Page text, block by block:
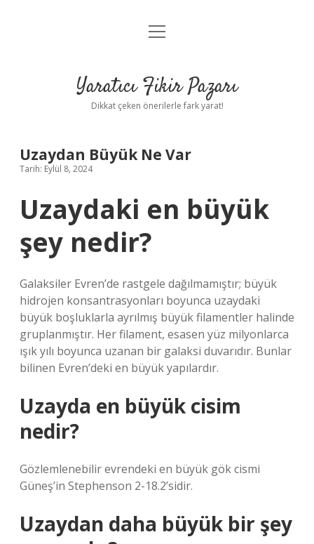
Anasayfa
Yasal Uyarı
menüyü
Yaratıcı Fikir Pazarı
Dikkat çeken önerilerle fark yarat!
Uzaydan Büyük Ne Var
Tarih: Eylül 8, 2024
Uzaydaki en büyük
şey nedir?
Galaksiler Evren’de rastgele dağılmamıştır; büyük
hidrojen konsantrasyonları boyunca uzaydaki
büyük boşluklarla ayrılmış büyük filamentler halinde
gruplanmıştır. Her filament, esasen yüz milyonlarca
ışık yılı boyunca uzanan bir galaksi duvarıdır. Bunlar
bilinen Evren’deki en büyük yapılardır.
Uzayda en büyük cisim
nedir?
Gözlemlenebilir evrendeki en büyük gök cismi
Güneş’in Stephenson 2-18.2’sidir.
Uzaydan daha büyük bir şey